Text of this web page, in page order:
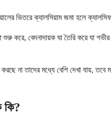
ভিতরে ক্যালসিয়াম জমা হলে
করে, বেদনাদায়ক ঘা তৈরি করে যা
না তাদের মধ্যে বেশি দেখা যায়,
কি?